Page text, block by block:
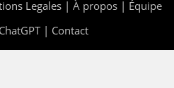
Legales | À propos | Équipe
ChatGPT| Contact